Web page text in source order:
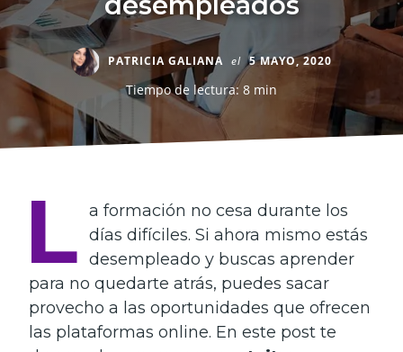
PATRICIA GALIANA el 5 MAYO, 2020
Tiempo de lectura: 8 min
L a formación no cesa durante los
días difíciles. Si ahora mismo estás
desempleado y buscas aprender
para no quedarte atrás, puedes sacar
provecho a las oportunidades que ofrecen
las plataformas online. En este post te